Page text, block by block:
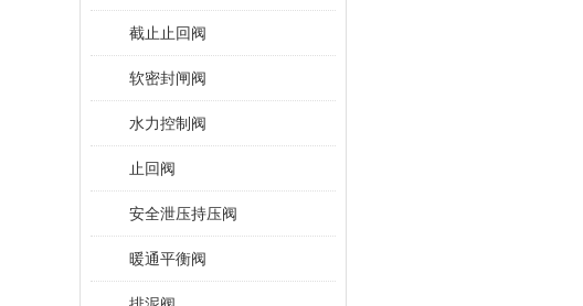
截止止回阀
软密封闸阀
水力控制阀
止回阀
安全泄压持压阀
暖通平衡阀